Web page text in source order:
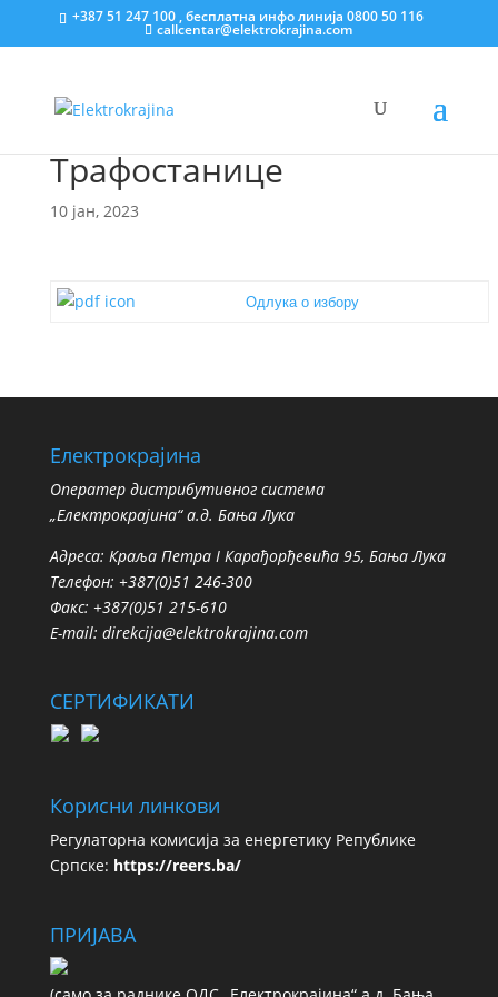
+387 51 247 100 , бесплатна инфо линија 0800 50 116
callcentar@elektrokrajina.com
Трафостанице
10 јан, 2023
Одлука о избору
Електрокрајина
Oператер дистрибутивног система
„Електрокрајина“ а.д. Бања Лука
Адреса: Краља Петра I Карађорђевића 95, Бања Лука
Телефон: +387(0)51 246-300
Факс: +387(0)51 215-610
E-mail: direkcija@elektrokrajina.com
СЕРТИФИКАТИ
Корисни линкови
Регулаторна комисија за енергетику Републике
Српске: https://reers.ba/
ПРИЈАВА